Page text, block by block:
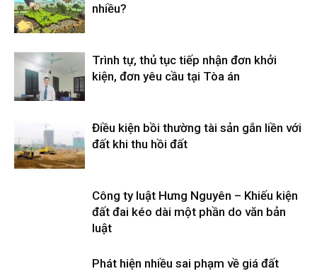
nhiều?
Trình tự, thủ tục tiếp nhận đơn khởi
kiện, đơn yêu cầu tại Tòa án
Điều kiện bồi thường tài sản gắn liền với
đất khi thu hồi đất
Công ty luật Hưng Nguyên – Khiếu kiện
đất đai kéo dài một phần do văn bản
luật
Phát hiện nhiều sai phạm về giá đất